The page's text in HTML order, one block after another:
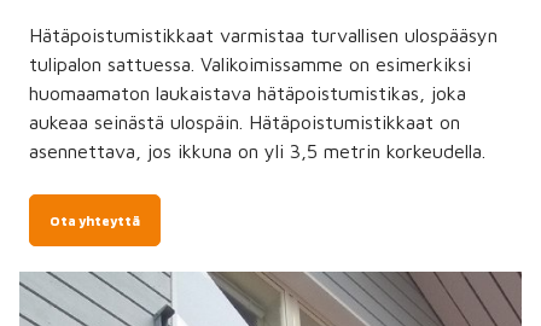
Hätäpoistumistikkaat varmistaa turvallisen ulospääsyn
tulipalon sattuessa. Valikoimissamme on esimerkiksi
huomaamaton laukaistava hätäpoistumistikas, joka
aukeaa seinästä ulospäin. Hätäpoistumistikkaat on
asennettava, jos ikkuna on yli 3,5 metrin korkeudella.
Ota yhteyttä